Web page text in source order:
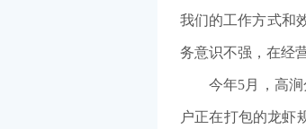
我们的工作方式和
务意识不强，在经
今年5月，高涧分
户正在打包的龙虾